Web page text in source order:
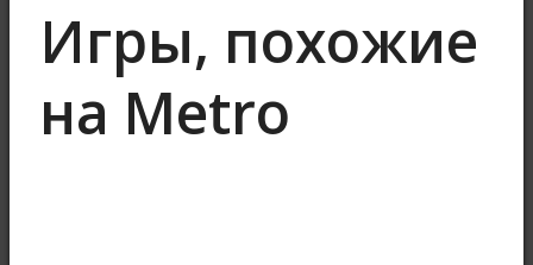
Игры, похожие
на Metro